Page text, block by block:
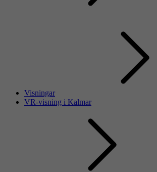
Visningar
VR-visning i Kalmar